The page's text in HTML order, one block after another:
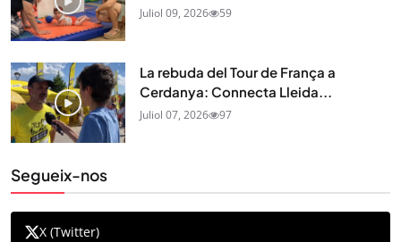
Juliol 09, 2026 59
La rebuda del Tour de França a
Cerdanya: Connecta Lleida...
Juliol 07, 2026 97
Segueix-nos
X (Twitter)